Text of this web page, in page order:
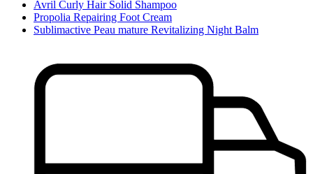
Avril Curly Hair Solid Shampoo
Propolia Repairing Foot Cream
Sublimactive Peau mature Revitalizing Night Balm